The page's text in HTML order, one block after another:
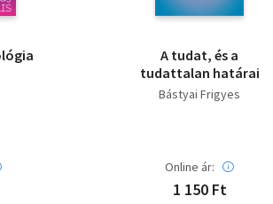
A tudat, és a
tudattalan határai
Bástyai Frigyes
Online ár:
1 150 Ft